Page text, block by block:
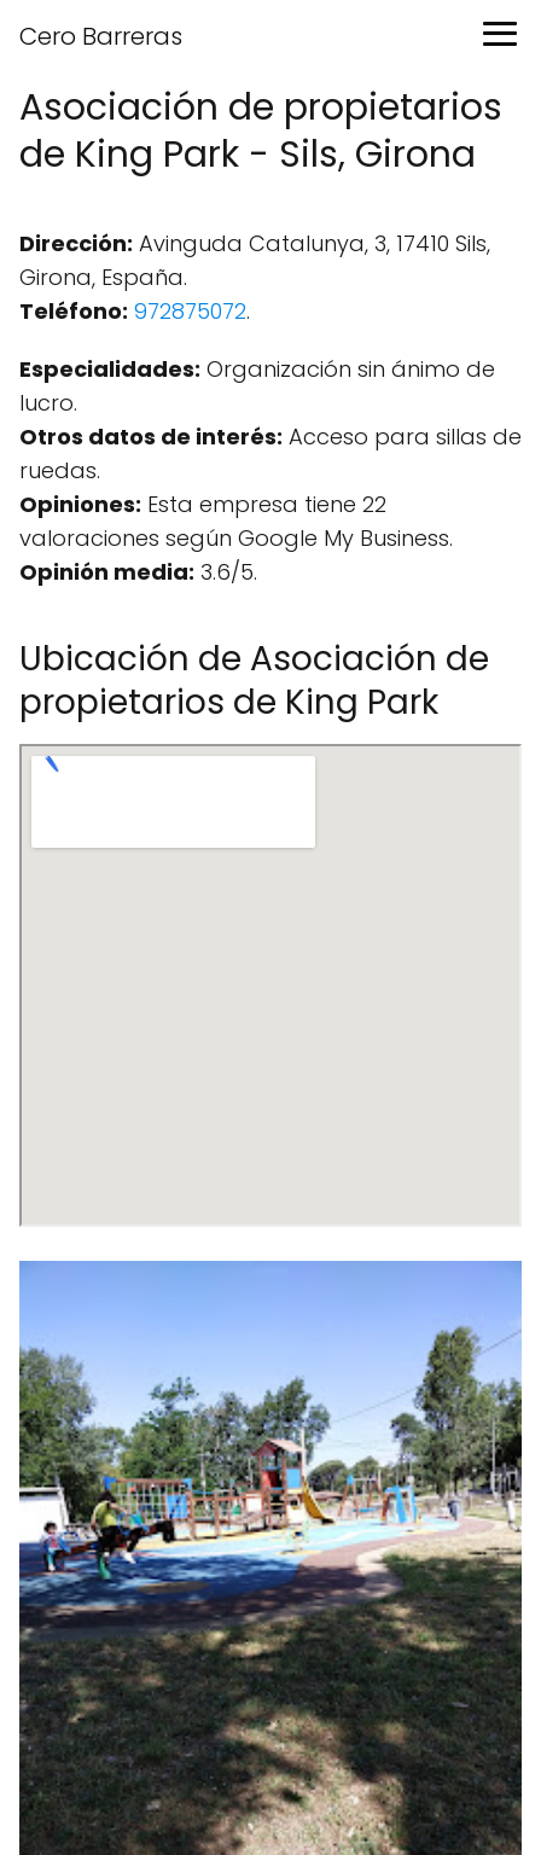
Cero Barreras
Asociación de propietarios
de King Park - Sils, Girona
Dirección: Avinguda Catalunya, 3, 17410 Sils,
Girona, España.
Teléfono: 972875072.
Especialidades: Organización sin ánimo de
lucro.
Otros datos de interés: Acceso para sillas de
ruedas.
Opiniones: Esta empresa tiene 22
valoraciones según Google My Business.
Opinión media: 3.6/5.
Ubicación de Asociación de
propietarios de King Park